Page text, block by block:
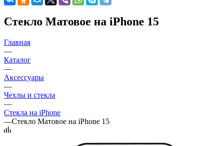
Стекло Матовое на iPhone 15
Главная
—
Каталог
—
Аксессуары
—
Чехлы и стекла
—
Стекла на iPhone
—Стекло Матовое на iPhone 15